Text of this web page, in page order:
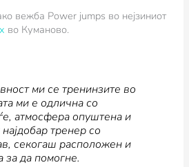
вежба Power jumps во нејзиниот
во Куманово.
ми се тренинзите во
ми е одлична со
атмосфера опуштена и
тренер со
секогаш расположен и
за да помогне.